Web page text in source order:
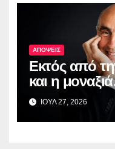
ΑΠΟΨΕΙΣ
Εκτός από
και η
ΙΟΥΛ 27, 2026